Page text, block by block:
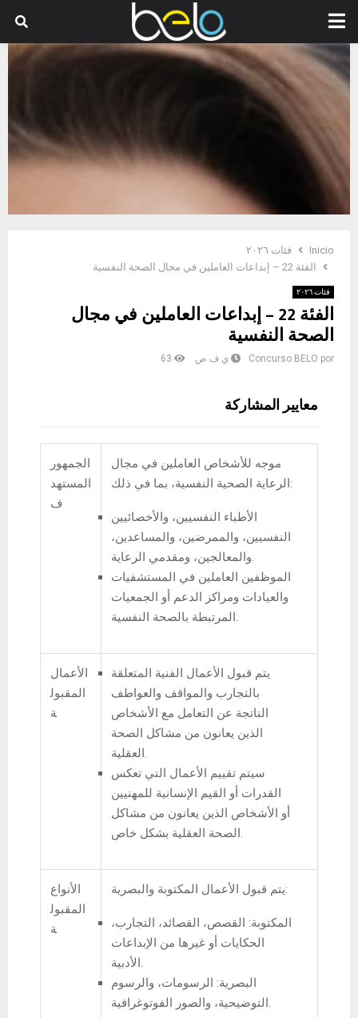
PRIMARY
MENU
Inicio
فئات ٢٠٢٦
الفئة 22 – إبداعات العاملين في مجال الصحة النفسية
فئات ٢٠٢٦
الفئة 22 – إبداعات العاملين في مجال
الصحة النفسية
por
Concurso BELO ي ف ص 63
معايير المشاركة
الجمهور
المستهد
ف
موجه للأشخاص العاملين في مجال
الرعاية الصحية النفسية، بما في ذلك:
الأطباء النفسيين، والأخصائيين
النفسيين، والممرضين، والمساعدين،
الموظفين العاملين في المستشفيات
والعيادات ومراكز الدعم أو الجمعيات
الأعمال
المقبول
ة
يتم قبول الأعمال الفنية المتعلقة
بالتجارب والمواقف والعواطف
الناتجة عن التعامل مع الأشخاص
الذين يعانون من مشاكل الصحة
سيتم تقييم الأعمال التي تعكس
القدرات أو القيم الإنسانية للمهنيين
أو الأشخاص الذين يعانون من مشاكل
الأنواع
المقبول
ة
يتم قبول الأعمال المكتوبة والبصرية:
المكتوبة: القصص، القصائد، التجارب،
الحكايات أو غيرها من الإبداعات
البصرية: الرسومات، والرسوم